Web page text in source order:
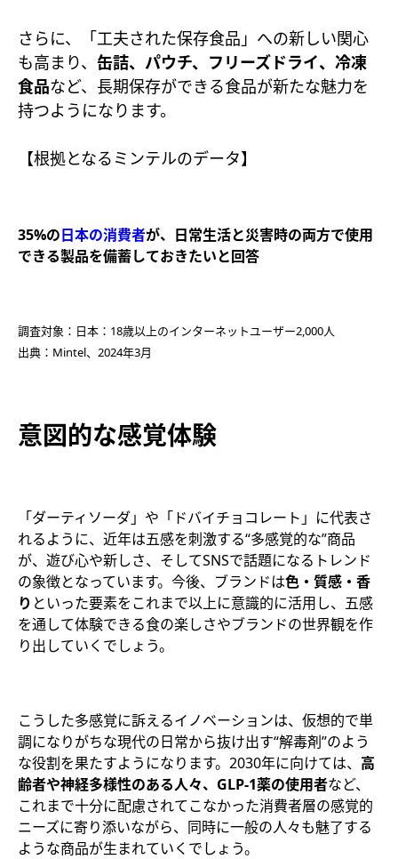
さらに、「工夫された保存食品」への新しい関心
も高まり、 缶詰、パウチ、フリーズドライ、冷凍
食品など、長期保存ができる食品が新たな魅力を
持つようになります。
【根拠となるミンテルのデータ】
35%の日本の消費者が、日常生活と災害時の両方で使用
できる製品を備蓄しておきたいと回答
調査対象：日本：18歳以上のインターネットユーザー2,000人​
出典：Mintel、2024年3月
意図的な感覚体験
「ダーティソーダ」や「ドバイチョコレート」に代表さ
れるように、近年は五感を刺激する“多感覚的な”商品
が、遊び心や新しさ、そしてSNSで話題になるトレンド
の象徴となっています。今後、ブランドは色・質感・香
り といった要素をこれまで以上に意識的に活用し、五感
を通して体験できる食の楽しさやブランドの世界観を作
り出していくでしょう。
こうした多感覚に訴えるイノベーションは、仮想的で単
調になりがちな現代の日常から抜け出す“解毒剤”のよう
な役割を果たすようになります。2030年に向けては、 高
齢者や神経多様性のある人々、GLP-1薬の使用者など、
これまで十分に配慮されてこなかった消費者層の感覚的
ニーズに寄り添いながら、同時に一般の人々も魅了する
ような商品が生まれていくでしょう。